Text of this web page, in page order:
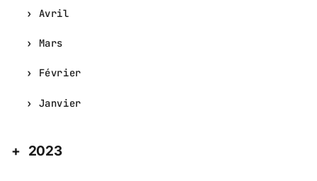
Avril
Mars
Février
Janvier
2023